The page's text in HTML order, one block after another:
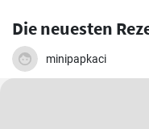
Die neuesten
minipapkaci